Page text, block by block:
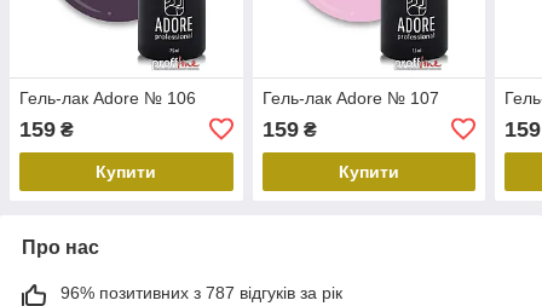
Гель-лак Adore № 106
159 ₴
Купити
Гель-лак Adore № 107
159₴
Купити
159
Про нас
96% позитивних з 787 відгуків за рік